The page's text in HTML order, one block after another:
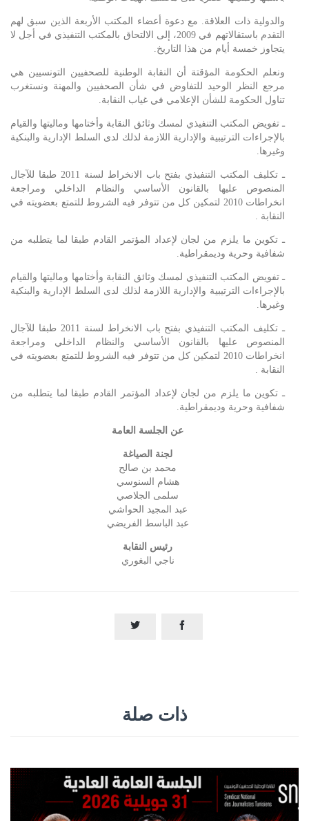
والدولية ذات العلاقة. مع دعوة أعضاء المكتب الأربعة الذين سبق لهم
التقدم باستقالاتهم في 2009، إلى الالتحاق بالمكتب التنفيذي في أجل لا
يتجاوز خمسة أيام من هذا التاريخ.
ونعلم الحكومة المؤقتة أن النقابة الوطنية للصحفيين التونسيين هي
مرجع النظر الوحيد للتفاوض في شأن الصحفيين والمهنة ونستغرب
تناول الحكومة للشأن الإعلامي في غياب النقابة.
ـ تفويض المكتب التنفيذي لمسك وثائق النقابة وأختامها وماليتها والقيام
بالإجراءات الترتيبية والإدارية اللازمة لذلك لدى السلط الإدارية والبنكية
وغيرها.
ـ تكليف المكتب التنفيذي بفتح باب الانخراط لسنة 2011 طبقا للآجال
المنصوص عليها بالقانون الأساسي والنظام الداخلي ومراجعة
انخراطات 2010 لتمكين كل من تتوفر فيه الشروط للتمتع بعضويته في
النقابة .
ـ تكوين ما يلزم من لجان لإعداد المؤتمر القادم طبقا لما يتطلبه من
شفافية وحرية وديمقراطية.
ـ تفويض المكتب التنفيذي لمسك وثائق النقابة وأختامها وماليتها والقيام
بالإجراءات الترتيبية والإدارية اللازمة لذلك لدى السلط الإدارية والبنكية
وغيرها.
ـ تكليف المكتب التنفيذي بفتح باب الانخراط لسنة 2011 طبقا للآجال
المنصوص عليها بالقانون الأساسي والنظام الداخلي ومراجعة
انخراطات 2010 لتمكين كل من تتوفر فيه الشروط للتمتع بعضويته في
النقابة .
ـ تكوين ما يلزم من لجان لإعداد المؤتمر القادم طبقا لما يتطلبه من
شفافية وحرية وديمقراطية.
عن الجلسة العامة
لجنة الصياغة
محمد بن صالح
هشام السنوسي
سلمى الجلاصي
عبد المجيد الحواشي
عبد الباسط الفريضي
رئيس النقابة
ناجي البغوري


ذات صلة